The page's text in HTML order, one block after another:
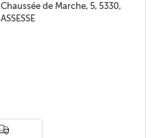
Chaussée de Marche, 5, 5330,
ASSESSE